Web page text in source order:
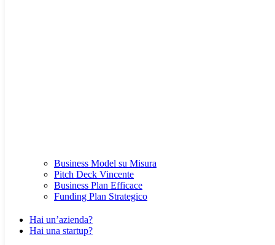
Business Model su Misura
Pitch Deck Vincente
Business Plan Efficace
Funding Plan Strategico
Hai un’azienda?
Hai una startup?